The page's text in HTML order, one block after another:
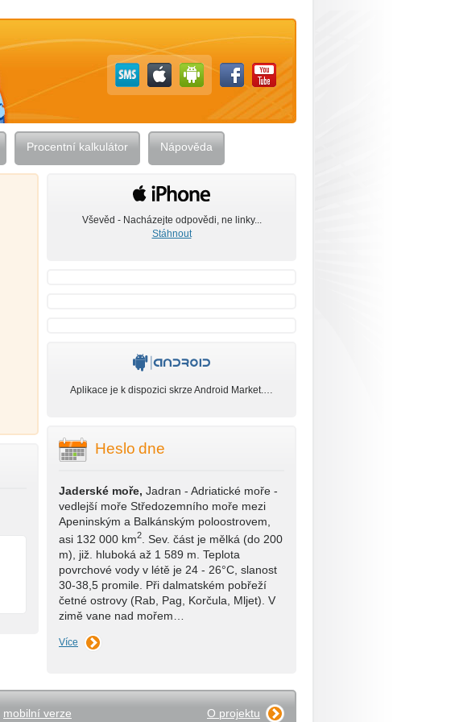
Procentní kalkulátor Nápověda
Vševěd - Nacházejte odpovědi, ne linky...
Stáhnout
Aplikace je k dispozici skrze Android Market.…
Heslo dne
Jaderské moře, Jadran - Adriatické moře -
vedlejší moře Středozemního moře mezi
Apeninským a Balkánským poloostrovem,
asi 132 000 km2
. Sev. část je mělká (do 200
m), již. hluboká až 1 589 m. Teplota
povrchové vody v létě je 24 - 26°C, slanost
30-38,5 promile. Při dalmatském pobřeží
četné ostrovy (Rab, Pag, Korčula, Mljet). V
zimě vane nad mořem…
Více
mobilní verze O projektu